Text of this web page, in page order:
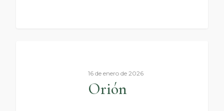
16 de enero de 2026
Orión